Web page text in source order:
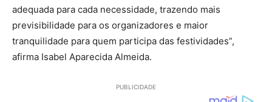
adequada para cada necessidade, trazendo mais
previsibilidade para os organizadores e maior
tranquilidade para quem participa das festividades”,
afirma Isabel Aparecida Almeida.
PUBLICIDADE